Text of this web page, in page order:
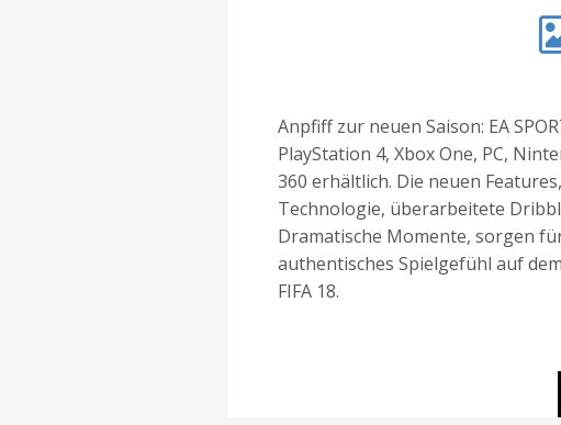
Anpfiff zur neuen Saison: EA
PlayStation 4, Xbox One, PC,
360 erhältlich. Die neuen
Technologie, überarbeitete
Dramatische Momente, sorgen
authentisches Spielgefühl auf
FIFA 18.